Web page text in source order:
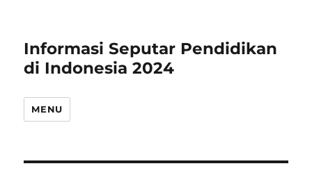
Informasi Seputar Pendidikan
di Indonesia 2024
MENU